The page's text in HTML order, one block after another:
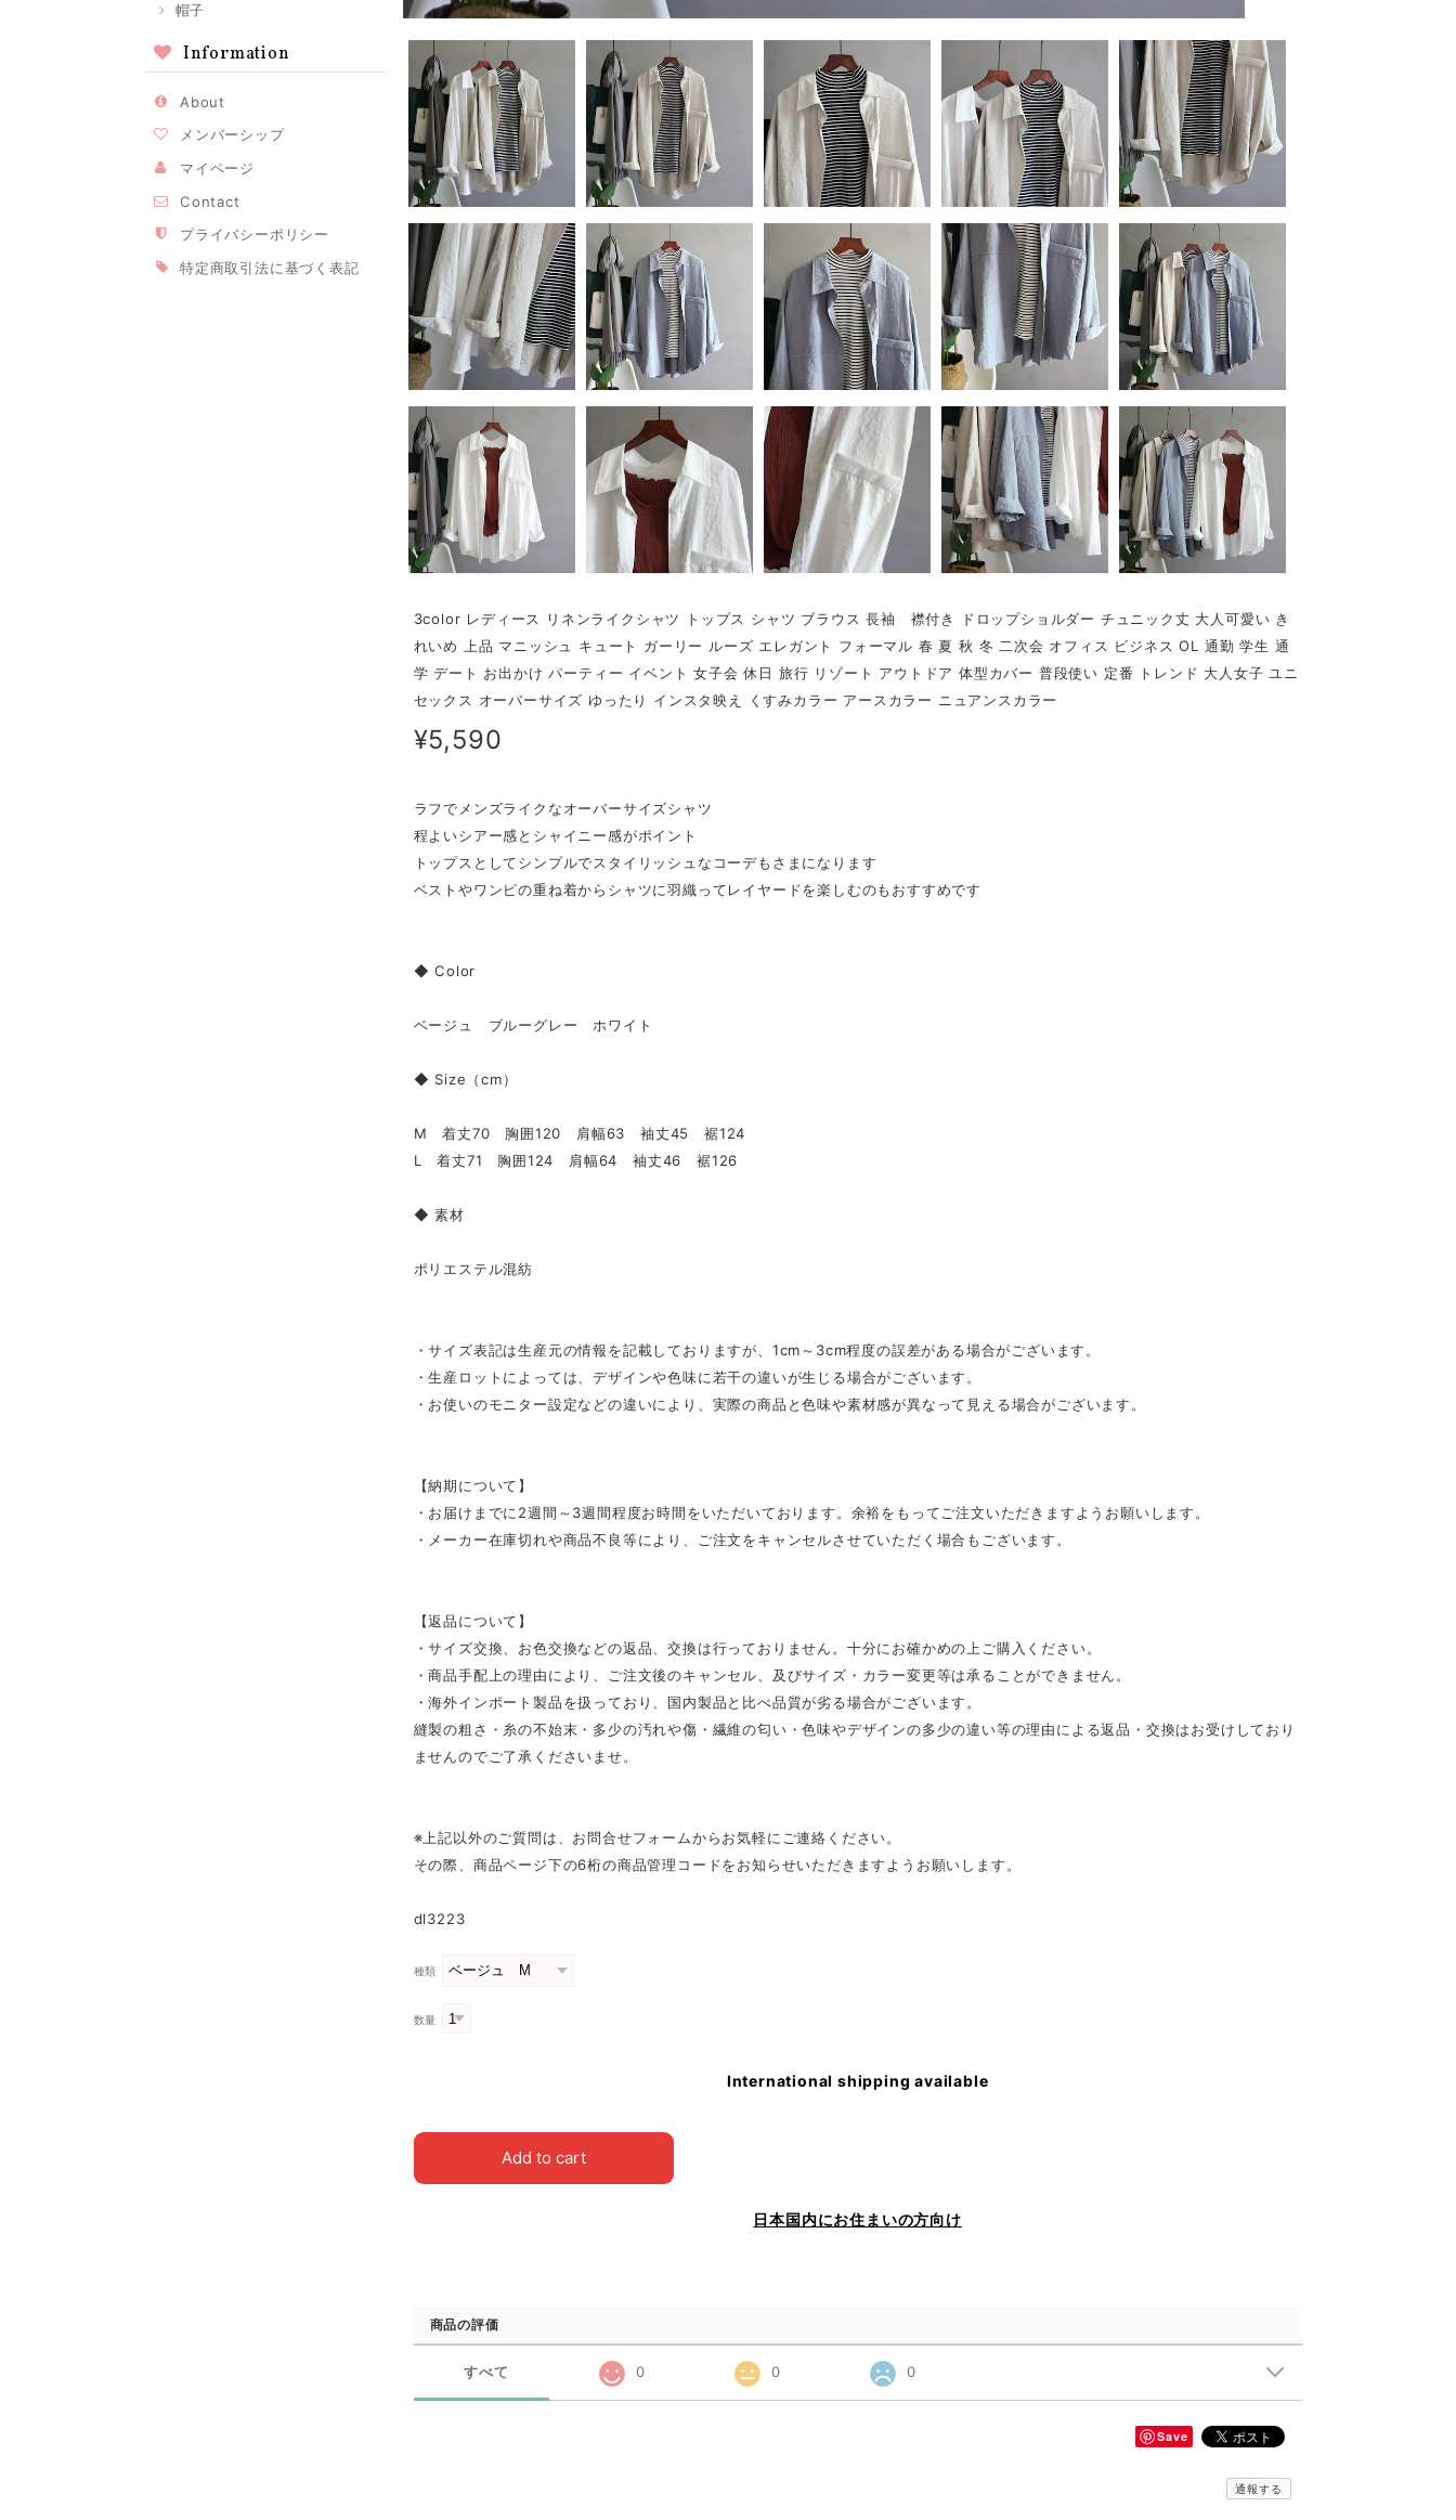
帽子
Information
About
メンバーシップ
マイページ
Contact
プライバシーポリシー
特定商取引法に基づく表記
3color レディース リネンライクシャツ トップス シャツ ブラウス 長袖 襟付き ドロップショルダー チュニック丈 大人可愛い き
れいめ 上品 マニッシュ キュート ガーリー ルーズ エレガント フォーマル 春 夏 秋 冬 二次会 オフィス ビジネス OL 通勤 学生 通
学 デート お出かけ パーティー イベント 女子会 休日 旅行 リゾート アウトドア 体型カバー 普段使い 定番 トレンド 大人女子 ユニ
セックス オーバーサイズ ゆったり インスタ映え くすみカラー アースカラー ニュアンスカラー
¥5,590
ラフでメンズライクなオーバーサイズシャツ
程よいシアー感とシャイニー感がポイント
トップスとしてシンプルでスタイリッシュなコーデもさまになります
ベストやワンピの重ね着からシャツに羽織ってレイヤードを楽しむのもおすすめです
◆ Color
ベージュ ブルーグレー ホワイト
◆ Size（cm）
M 着丈70 胸囲120 肩幅63 袖丈45 裾124
L 着丈71 胸囲124 肩幅64 袖丈46 裾126
◆ 素材
ポリエステル混紡
・サイズ表記は生産元の情報を記載しておりますが、1cm～3cm程度の誤差がある場合がございます。
・生産ロットによっては、デザインや色味に若干の違いが生じる場合がございます。
・お使いのモニター設定などの違いにより、実際の商品と色味や素材感が異なって見える場合がございます。
【納期について】
・お届けまでに2週間～3週間程度お時間をいただいております。余裕をもってご注文いただきますようお願いします。
・メーカー在庫切れや商品不良等により、ご注文をキャンセルさせていただく場合もございます。
【返品について】
・サイズ交換、お色交換などの返品、交換は行っておりません。十分にお確かめの上ご購入ください。
・商品手配上の理由により、ご注文後のキャンセル、及びサイズ・カラー変更等は承ることができません。
・海外インポート製品を扱っており、国内製品と比べ品質が劣る場合がございます。
縫製の粗さ・糸の不始末・多少の汚れや傷・繊維の匂い・色味やデザインの多少の違い等の理由による返品・交換はお受けしており
ませんのでご了承くださいませ。
※上記以外のご質問は、お問合せフォームからお気軽にご連絡ください。
その際、商品ページ下の6桁の商品管理コードをお知らせいただきますようお願いします。
dl3223
種類
数量
International shipping available
Add to cart
日本国内にお住まいの方向け
商品の評価
すべて 0 0 0
Save
通報する